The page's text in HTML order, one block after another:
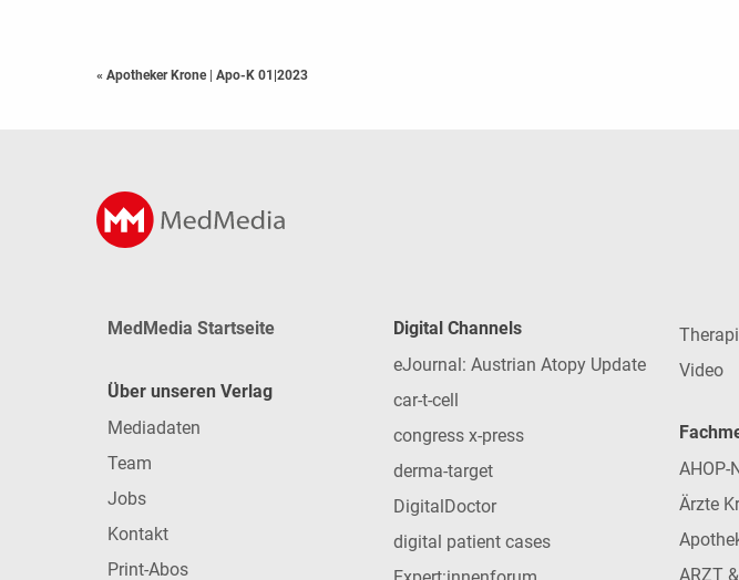
« Apotheker Krone | Apo-K 01|2023
MedMedia Startseite
Über unseren Verlag
Mediadaten
Team
Jobs
Kontakt
Print-Abos
Digital Channels
eJournal: Austrian Atopy Update
car-t-cell
congress x-press
derma-target
DigitalDoctor
digital patient cases
Video
AHOP-
Ärzte
ARZT